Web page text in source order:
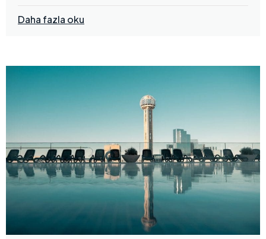
Daha fazla oku